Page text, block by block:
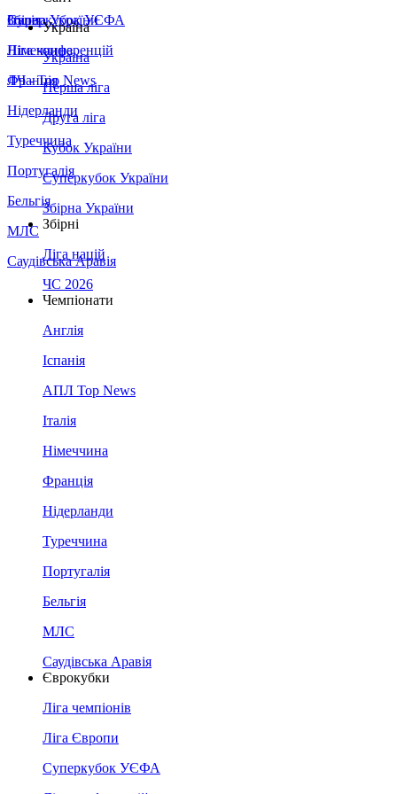
Збірна України
Італія
Німеччина
Франція
Нідерланди
Туреччина
Португалія
Бельгія
МЛС
Саудівська Аравія
Суперкубок УЄФА
Ліга конференцій
ЛЧ - Top News
Україна
Україна
Перша ліга
Друга ліга
Кубок України
Суперкубок України
Збірна України
Збірні
Ліга націй
ЧС 2026
Чемпіонати
Англія
Іспанія
АПЛ Top News
Італія
Німеччина
Франція
Нідерланди
Туреччина
Португалія
Бельгія
МЛС
Саудівська Аравія
Єврокубки
Ліга чемпіонів
Ліга Європи
Суперкубок УЄФА